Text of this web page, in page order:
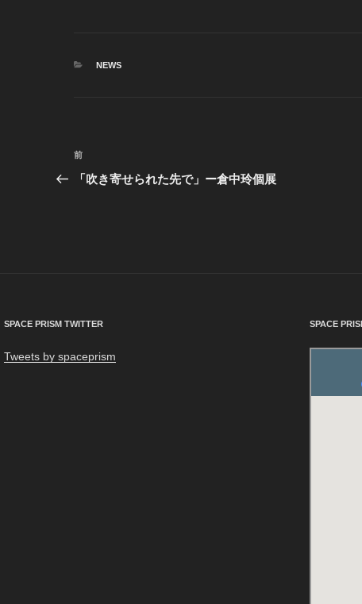
カ
NEWS
投
稿
シ
ョ
前
の
前
「吹き寄せられた先で」ー倉中玲個展
SPACE PRISM TWITTER
Tweets by spaceprism
SPACE